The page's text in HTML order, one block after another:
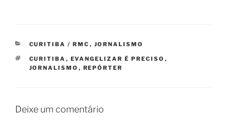
CATEGORIAS
CURITIBA / RMC , JORNALISMO
TAGS
CURITIBA , EVANGELIZAR É PRECISO ,
JORNALISMO , REPÓRTER
Deixe um comentário